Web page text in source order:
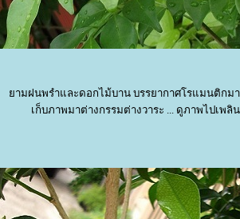
ามฝนพรำและดอกไม้บาน บรรยากาศโรแมนติกม
เก็บภาพมาต่างกรรมต่างวาระ ... ดูภาพไปเพลิ